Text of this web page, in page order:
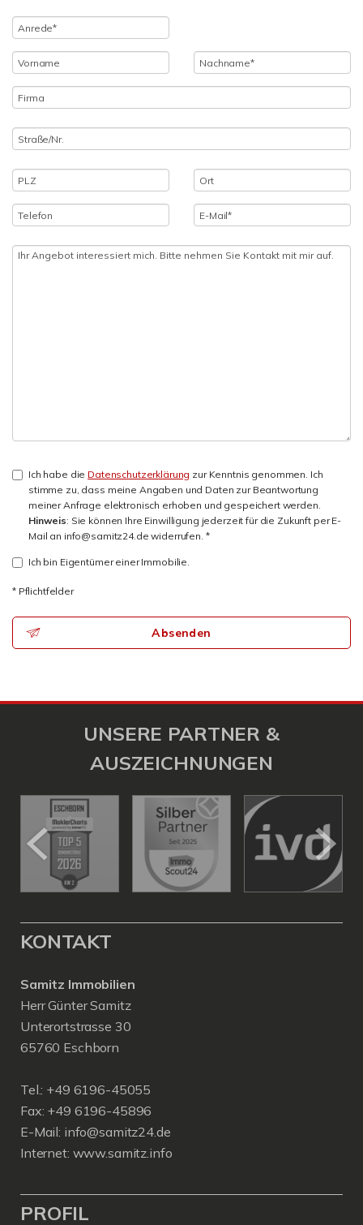
Ich habe die Datenschutzerklärung zur Kenntnis genommen. Ich
stimme zu, dass meine Angaben und Daten zur Beantwortung
meiner Anfrage elektronisch erhoben und gespeichert werden.
Hinweis: Sie können Ihre Einwilligung jederzeit für die Zukunft per E-
Mail an info@samitz24.de widerrufen. *
Ich bin Eigentümer einer Immobilie.
* Pflichtfelder
Absenden
UNSERE PARTNER &
AUSZEICHNUNGEN
KONTAKT
Samitz Immobilien
Herr Günter Samitz
Unterortstrasse 30
65760 Eschborn
Tel.: +49 6196-45055
Fax: +49 6196-45896
E-Mail: info@samitz24.de
Internet: www.samitz.info
PROFIL